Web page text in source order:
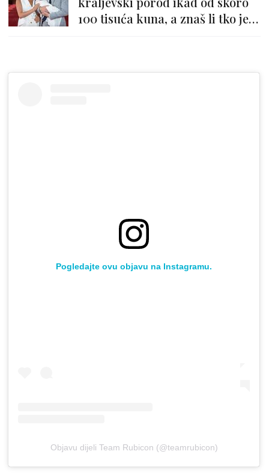
100 tisuća kuna, a znaš li tko je
Pogledajte ovu objavu na Instagramu.
Objavu dijeli Team Rubicon (@teamrubicon)